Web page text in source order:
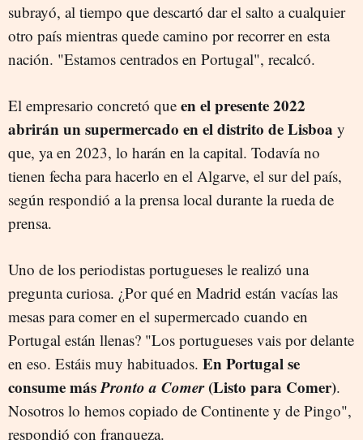
subrayó, al tiempo que descartó dar el salto a cualquier
otro país mientras quede camino por recorrer en esta
nación. "Estamos centrados en Portugal", recalcó.
El empresario concretó que en el presente 2022
abrirán un supermercado en el distrito de Lisboa y
que, ya en 2023, lo harán en la capital. Todavía no
tienen fecha para hacerlo en el Algarve, el sur del país,
según respondió a la prensa local durante la rueda de
prensa.
Uno de los periodistas portugueses le realizó una
pregunta curiosa. ¿Por qué en Madrid están vacías las
mesas para comer en el supermercado cuando en
Portugal están llenas? "Los portugueses vais por delante
en eso. Estáis muy habituados. En Portugal se
consume másPronto a Comer(Listo para Comer).
Nosotros lo hemos copiado de Continente y de Pingo",
respondió con franqueza.